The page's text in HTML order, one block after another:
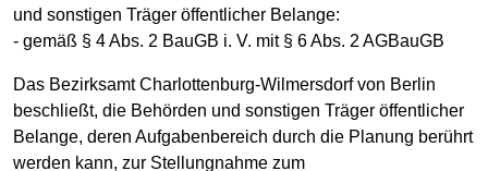
und sonstigen Träger öffentlicher Belange:
- gemäß § 4 Abs. 2 BauGB i. V. mit § 6 Abs. 2 AGBauGB
Das Bezirksamt Charlottenburg-Wilmersdorf von Berlin
beschließt, die Behörden und sonstigen Träger öffentlicher
Belange, deren Aufgabenbereich durch die Planung berührt
werden kann, zur Stellungnahme zum